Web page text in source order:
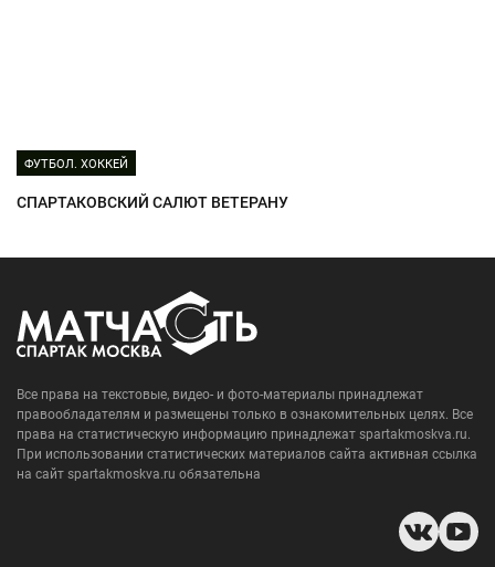
ФУТБОЛ. ХОККЕЙ
СПАРТАКОВСКИЙ САЛЮТ ВЕТЕРАНУ
Все права на текстовые, видео- и фото-материалы принадлежат
правообладателям и размещены только в ознакомительных целях. Все
права на статистическую информацию принадлежат spartakmoskva.ru.
При использовании статистических материалов сайта активная ссылка
на сайт spartakmoskva.ru обязательна